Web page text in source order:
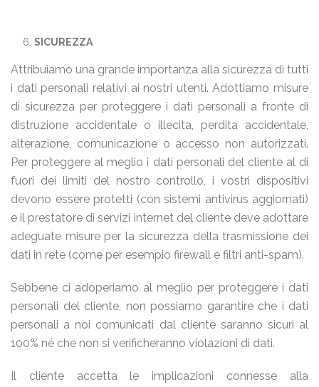
SICUREZZA
Attribuiamo una grande importanza alla sicurezza di tutti
i dati personali relativi ai nostri utenti. Adottiamo misure
di sicurezza per proteggere i dati personali a fronte di
distruzione accidentale o illecita, perdita accidentale,
alterazione, comunicazione o accesso non autorizzati.
Per proteggere al meglio i dati personali del cliente al di
fuori dei limiti del nostro controllo, i vostri dispositivi
devono essere protetti (con sistemi antivirus aggiornati)
e il prestatore di servizi internet del cliente deve adottare
adeguate misure per la sicurezza della trasmissione dei
dati in rete (come per esempio firewall e filtri anti-spam).
Sebbene ci adoperiamo al meglio per proteggere i dati
personali del cliente, non possiamo garantire che i dati
personali a noi comunicati dal cliente saranno sicuri al
100% né che non si verificheranno violazioni di dati.
Il cliente accetta le implicazioni connesse alla